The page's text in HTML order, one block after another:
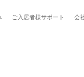
ご入居者様サポート 会